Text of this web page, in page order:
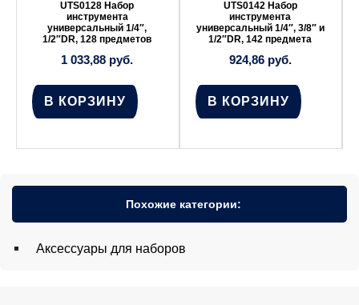
UTS0128 Набор
инструмента
универсальный 1/4″,
1/2″DR, 128 предметов
1 033,88 руб.
В КОРЗИНУ
UTS0142 Набор
инструмента
универсальный 1/4″, 3/8″ и
1/2″DR, 142 предмета
924,86 руб.
В КОРЗИНУ
Похожие категории:
Аксессуары для наборов